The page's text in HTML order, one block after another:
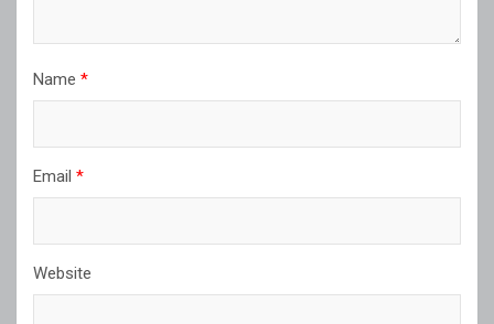
Name *
Email *
Website